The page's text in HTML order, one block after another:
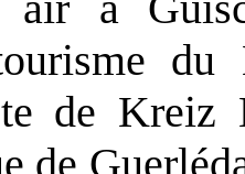
de Kreiz
de